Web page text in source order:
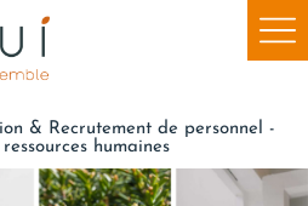
& Recrutement de personnel -
humaines